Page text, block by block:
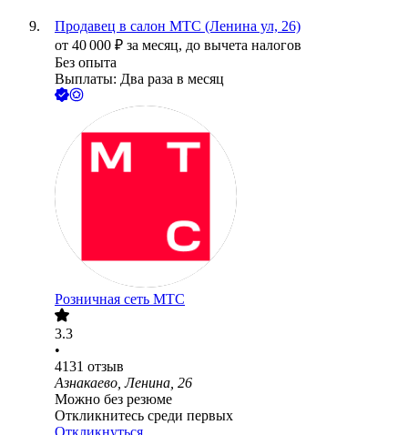
Продавец в салон МТС (Ленина ул, 26)
от 40 000 ₽ за месяц, до вычета налогов
Без опыта
Выплаты: Два раза в месяц
Розничная сеть МТС
3.3
•
4131 отзыв
Азнакаево, Ленина, 26
Можно без резюме
Откликнитесь среди первых